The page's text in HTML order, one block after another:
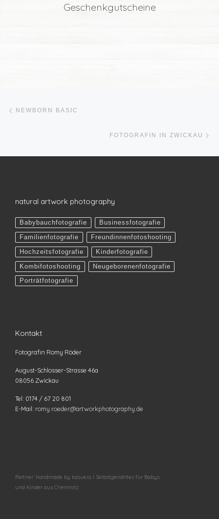
Geschenkgutscheine
Beitragsnavigation
NEWBORN BASIC
FOTOGRAFIN IN ZWICKAU
natural artwork photography
Babybauchfotografie Businessfotografie
Familienfotografie Freundinnenfotoshooting
Hochzeitsfotografie Kinderfotografie
Kombifotoshooting Neugeborenenfotografie
Porträtfotografie
Kontakt
Fotografin Romy Röder
August-Schlosser-Strasse 46a
08056 Zwickau
Tel: 0174 / 67 20 801
E-Mail: romy.roeder@artworkphotography.de
Partner: handmade by kasuess I Selbstgenähtes für Babys
und Kinder aus Chemnitz